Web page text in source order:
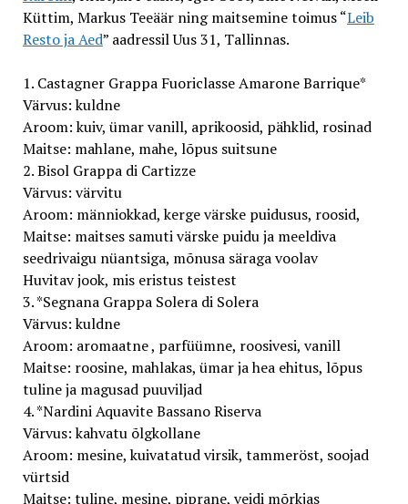
Küttim, Markus Teeäär ning maitsemine toimus “Leib
Resto ja Aed” aadressil Uus 31, Tallinnas.
1. Castagner Grappa Fuoriclasse Amarone Barrique*
Värvus: kuldne
Aroom: kuiv, ümar vanill, aprikoosid, pähklid, rosinad
Maitse: mahlane, mahe, lõpus suitsune
2. Bisol Grappa di Cartizze
Värvus: värvitu
Aroom: männiokkad, kerge värske puidusus, roosid,
Maitse: maitses samuti värske puidu ja meeldiva
seedrivaigu nüantsiga, mõnusa säraga voolav
Huvitav jook, mis eristus teistest
3. *Segnana Grappa Solera di Solera
Värvus: kuldne
Aroom: aromaatne , parfüümne, roosivesi, vanill
Maitse: roosine, mahlakas, ümar ja hea ehitus, lõpus
tuline ja magusad puuviljad
4. *Nardini Aquavite Bassano Riserva
Värvus: kahvatu õlgkollane
Aroom: mesine, kuivatatud virsik, tammeröst, soojad
vürtsid
Maitse: tuline, mesine, piprane, veidi mõrkjas